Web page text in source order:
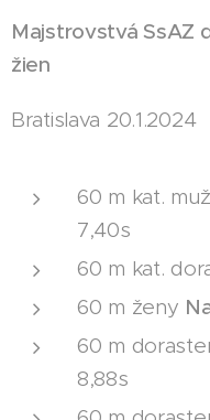
Majstrovstvá SsAZ
žien
Bratislava 20.1.2024
60 m kat.
7,40s
60 m kat.
60 m ženy
60 m
8,88s